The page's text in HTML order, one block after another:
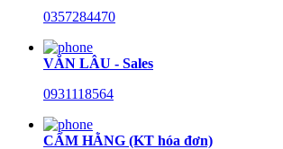
0357284470
VĂN LÂU - Sales
0931118564
CẨM HẰNG (KT hóa đơn)